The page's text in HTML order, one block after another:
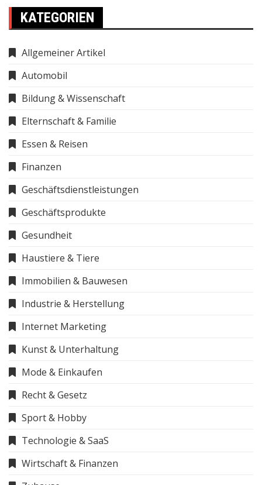
KATEGORIEN
Allgemeiner Artikel
Automobil
Bildung & Wissenschaft
Elternschaft & Familie
Essen & Reisen
Finanzen
Geschäftsdienstleistungen
Geschäftsprodukte
Gesundheit
Haustiere & Tiere
Immobilien & Bauwesen
Industrie & Herstellung
Internet Marketing
Kunst & Unterhaltung
Mode & Einkaufen
Recht & Gesetz
Sport & Hobby
Technologie & SaaS
Wirtschaft & Finanzen